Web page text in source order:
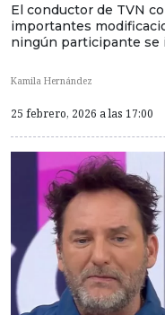
El conductor de TVN
importantes
ningún participante se
Kamila Hernández
25 febrero, 2026 a las 17:00